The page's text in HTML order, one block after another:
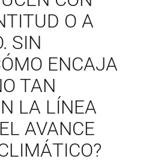
O A
SIN
ENCAJA
TAN
LA LÍNEA
AVANCE